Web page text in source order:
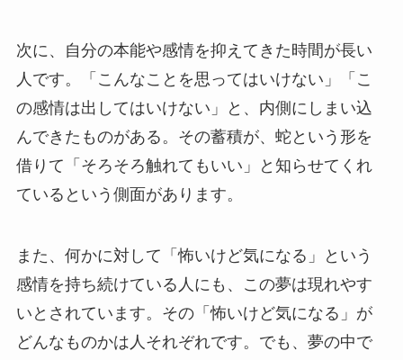
次に、自分の本能や感情を抑えてきた時間が長い
人です。「こんなことを思ってはいけない」「こ
の感情は出してはいけない」と、内側にしまい込
んできたものがある。その蓄積が、蛇という形を
借りて「そろそろ触れてもいい」と知らせてくれ
ているという側面があります。
また、何かに対して「怖いけど気になる」という
感情を持ち続けている人にも、この夢は現れやす
いとされています。その「怖いけど気になる」が
どんなものかは人それぞれです。でも、夢の中で